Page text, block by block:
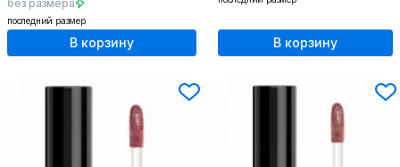
без размера
последний размер
В корзину В корзину